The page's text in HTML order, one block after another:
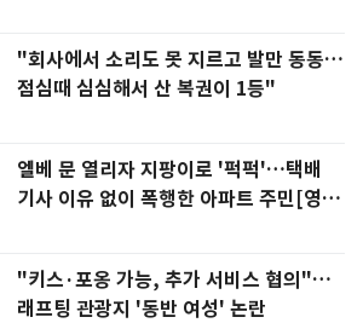
"회사에서 소리도 못 지르고 발만 동동…
점심때 심심해서 산 복권이 1등"
엘베 문 열리자 지팡이로 '퍽퍽'…택배
기사 이유 없이 폭행한 아파트 주민[영
"키스·포옹 가능, 추가 서비스 협의"…
래프팅 관광지 '동반 여성' 논란